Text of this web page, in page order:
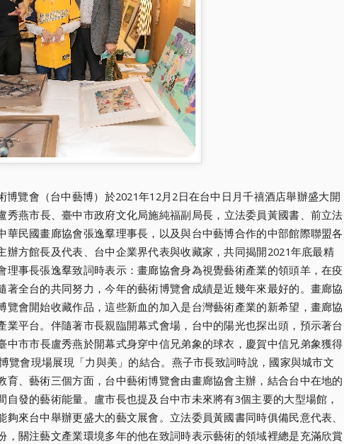
覽會（台中藝博） 於2021年12月2日在台中日月千禧酒店舉辦盛大開
秀燕市長、臺中市政府文化局施純福副局長， 立法委員黃國書、前立法
華民國畫廊協會張逸羣理事長， 以及與台中藝博合作的中部館際聯盟各
辦方館長及代表、台中企業界代表與收藏家，共同揭開2021年底最精
理事長張逸羣致詞時表示：畫廊協會身為視覺藝術產業的領頭羊，在疫
著全台的共同努力，今年的藝術博覽會成績是近幾年來最好的。 畫廊協
覽會開始收藏作品，這些新血的加入是台灣藝術產業的新希望，畫廊協
業平台。伴隨著市長親臨開幕式會場， 台中的陽光也探出頭，預示著台
中市市長盧秀燕於開幕式身穿中信兄弟象的球衣， 慶賀中信兄弟象獲得
覽會現場展現「力與美」的結合。燕子市長致詞時說， 國家與城市文
育、藝術三個方面， 台中藝術博覽會由畫廊協會主辦，結合台中在地的
自發的藝術能量。 盧市長也提及台中市未來將有3個主要的大型場館，
來台中舉辦更盛大的藝文展會。 立法委員黃國書同時俱備民意代表、
， 關注藝文產業環境多年的他在致詞時表示藝術的領域裡總是充滿欣賞